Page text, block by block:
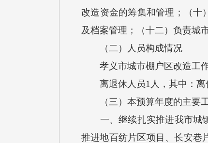
改造资金的筹集和管理；（十
及档案管理；（十二）负责城
（二）人员构成情况
孝义市城市棚户区改造工作
离退休人员1人，其中：离
（三）本预算年度的主要
一、继续扎实推进我市城镇
推进地百纺片区项目、长安巷